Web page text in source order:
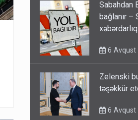
Sabahdan
bağlanır –
xəbərdarlıq
6 Avqust
Zelenski
təşəkkür
6 Avqust